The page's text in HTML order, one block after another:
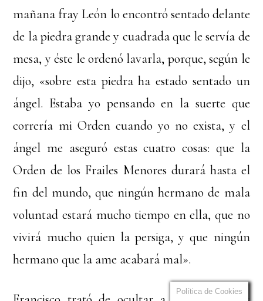
mañana fray León lo encontró sentado delante
de la piedra grande y cuadrada que le servía de
mesa, y éste le ordenó lavarla, porque, según le
dijo, «sobre esta piedra ha estado sentado un
ángel. Estaba yo pensando en la suerte que
correría mi Orden cuando yo no exista, y el
ángel me aseguró estas cuatro cosas: que la
Orden de los Frailes Menores durará hasta el
fin del mundo, que ningún hermano de mala
voluntad estará mucho tiempo en ella, que no
vivirá mucho quien la persiga, y que ningún
hermano que la ame acabará mal».
Política de Cookies